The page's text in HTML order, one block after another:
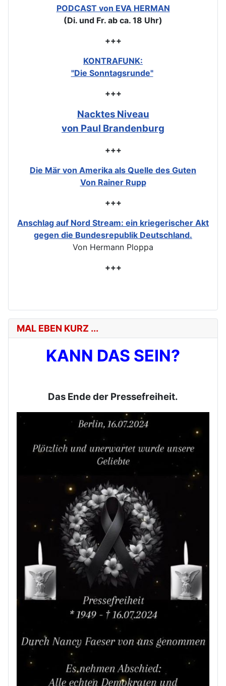
PODCAST von EVA HERMAN
(Di. und Fr. ab ca. 18 Uhr)
+++
KONTRAFUNK:
"Die Sonntagsrunde"
+++
Nacktes Niveau
von Paul Brandenburg
+++
Die Mär von Amerika als Quelle des Guten
Von Rainer Rupp
+++
Anschlag auf Nord Stream: ein kriegerischer Akt
gegen die Bundesrepublik Deutschland.
Von Hermann Ploppa
+++
MAL EBEN KURZ ...
KANN DAS SEIN?
Das Ende der Pressefreiheit.